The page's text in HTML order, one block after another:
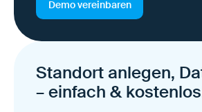
Demo vereinbaren
Standort anlegen,
– einfach &